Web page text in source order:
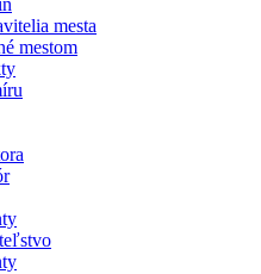
mesta
mestom